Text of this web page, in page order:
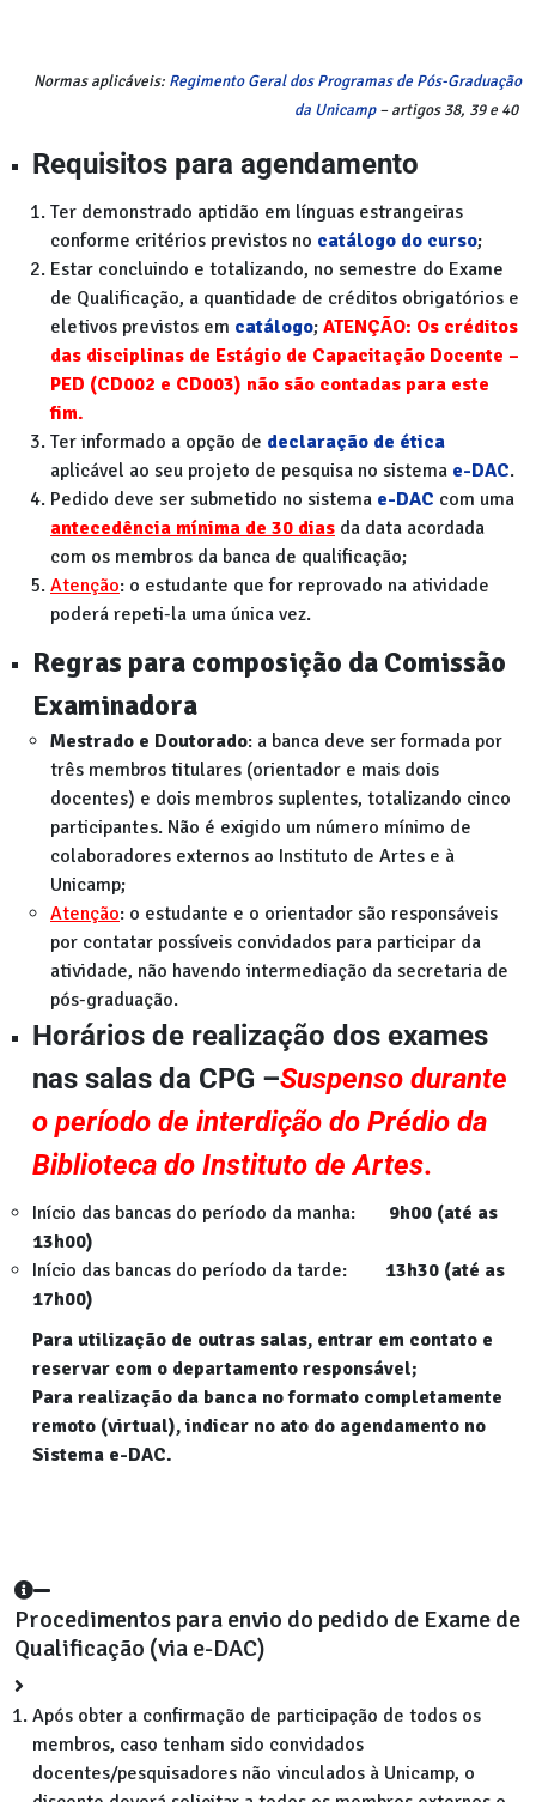
Normas aplicáveis: Regimento Geral dos Programas de Pós-Graduação
da Unicamp– artigos 38, 39 e 40
Requisitos para agendamento
Ter demonstrado aptidão em línguas estrangeiras
conforme critérios previstos no catálogo do curso;
Estar concluindo e totalizando, no semestre do Exame
de Qualificação, a quantidade de créditos obrigatórios e
eletivos previstos em catálogo; ATENÇÃO: Os créditos
das disciplinas de Estágio de Capacitação Docente –
PED (CD002 e CD003) não são contadas para este
fim.
Ter informado a opção de declaração de ética
aplicável ao seu projeto de pesquisa no sistema e-DAC.
Pedido deve ser submetido no sistema e-DAC com uma
antecedência mínima de 30 dias da data acordada
com os membros da banca de qualificação;
Atenção: o estudante que for reprovado na atividade
poderá repeti-la uma única vez.
Regras para composição da Comissão
Examinadora
Mestrado e Doutorado: a banca deve ser formada por
três membros titulares (orientador e mais dois
docentes) e dois membros suplentes, totalizando cinco
participantes. Não é exigido um número mínimo de
colaboradores externos ao Instituto de Artes e à
Unicamp;
Atenção: o estudante e o orientador são responsáveis
por contatar possíveis convidados para participar da
atividade, não havendo intermediação da secretaria de
pós-graduação.
Horários de realização dos exames
nas salas da CPG –Suspenso durante
o período de interdição do Prédio da
Biblioteca do Instituto de Artes.
Início das bancas do período da manha: 9h00 (até as
13h00)
Início das bancas do período da tarde: 13h30 (até as
17h00)
Para utilização de outras salas, entrar em contato e
reservar com o departamento responsável;
Para realização da banca no formato completamente
remoto (virtual), indicar no ato do agendamento no
Sistema e-DAC.
Procedimentos para envio do pedido de Exame de
Qualificação (via e-DAC)
Após obter a confirmação de participação de todos os
membros, caso tenham sido convidados
docentes/pesquisadores não vinculados à Unicamp, o